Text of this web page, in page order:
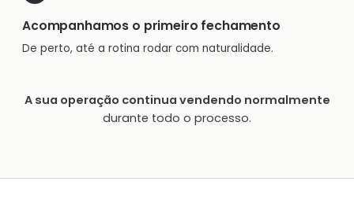
Acompanhamos o primeiro fechamento
De perto, até a rotina rodar com naturalidade.
A sua operação continua vendendo normalmente
durante todo o processo.